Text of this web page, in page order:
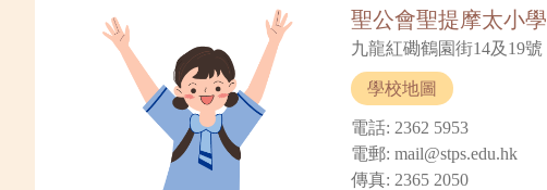
聖公會聖提摩太小學
九龍紅磡鶴園街14及19號
學校地圖
電話: 2362 5953
電郵: mail@stps.edu.hk
傳真: 2365 2050